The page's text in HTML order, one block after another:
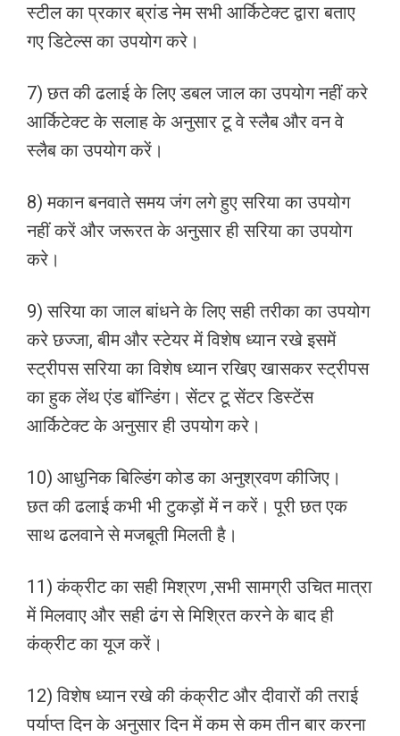
स्टील का प्रकार ब्रांड नेम सभी आर्किटेक्ट द्वारा बताए
गए डिटेल्स का उपयोग करे।
7) छत की ढलाई के लिए डबल जाल का उपयोग नहीं करे
आर्किटेक्ट के सलाह के अनुसार टू वे स्लैब और वन वे
स्लैब का उपयोग करें।
8) मकान बनवाते समय जंग लगे हुए सरिया का उपयोग
नहीं करें और जरूरत के अनुसार ही सरिया का उपयोग
करे।
9) सरिया का जाल बांधने के लिए सही तरीका का उपयोग
करे छज्जा, बीम और स्टेयर में विशेष ध्यान रखे इसमें
स्ट्रीपस सरिया का विशेष ध्यान रखिए खासकर स्ट्रीपस
का हुक लेंथ एंड बॉन्डिंग। सेंटर टू सेंटर डिस्टेंस
आर्किटेक्ट के अनुसार ही उपयोग करे।
10) आधुनिक बिल्डिंग कोड का अनुश्रवण कीजिए।
छत की ढलाई कभी भी टुकड़ों में न करें। पूरी छत एक
साथ ढलवाने से मजबूती मिलती है।
11) कंक्रीट का सही मिश्रण ,सभी सामग्री उचित मात्रा
में मिलवाए और सही ढंग से मिश्रित करने के बाद ही
कंक्रीट का यूज करें।
12) विशेष ध्यान रखे की कंक्रीट और दीवारों की तराई
पर्याप्त दिन के अनुसार दिन में कम से कम तीन बार करना